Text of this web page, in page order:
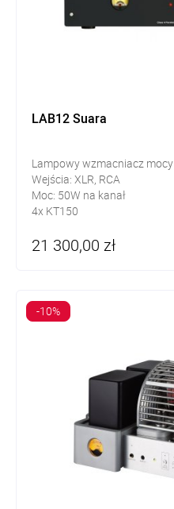
LAB12 Suara
Lampowy wzmacniacz mocy
Wejścia: XLR, RCA
Moc: 50W na kanał
4x KT150
21 300,00 zł
-10%